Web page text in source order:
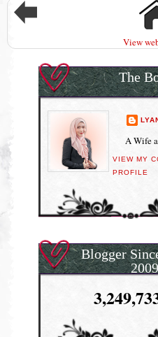
View
The
A Wife
VIEW MY
PROFILE
Blogger